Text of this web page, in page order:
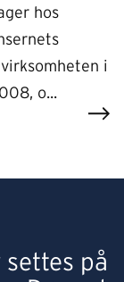
hos
i
o...
på